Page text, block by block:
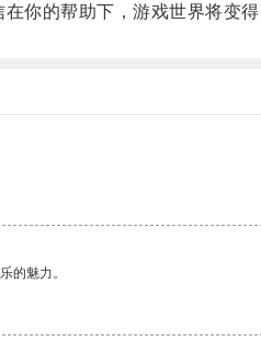
的帮助下，游戏世界将变得
的魅力。